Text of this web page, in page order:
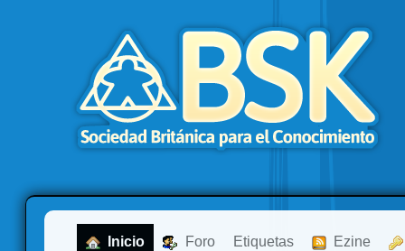
Inicio Foro Etiquetas Ezine